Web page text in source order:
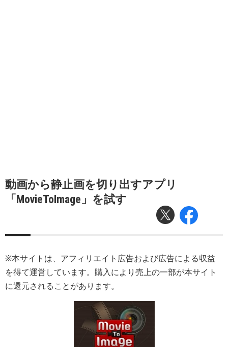
動画から静止画を切り出すアプリ
「MovieToImage」を試す
※本サイトは、アフィリエイト広告および広告による収益
を得て運営しています。購入により売上の一部が本サイト
に還元されることがあります。